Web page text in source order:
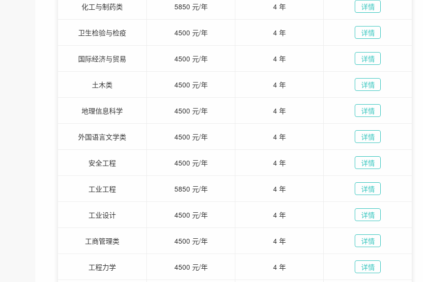
化工与制药类 5850 元/年 4 年 详情
卫生检验与检疫 4500 元/年 4 年 详情
国际经济与贸易 4500 元/年 4 年 详情
土木类 4500 元/年 4 年 详情
地理信息科学 4500 元/年 4 年 详情
外国语言文学类 4500 元/年 4 年 详情
安全工程 4500 元/年 4 年 详情
工业工程 5850 元/年 4 年 详情
工业设计 4500 元/年 4 年 详情
工商管理类 4500 元/年 4 年 详情
工程力学 4500 元/年 4 年 详情